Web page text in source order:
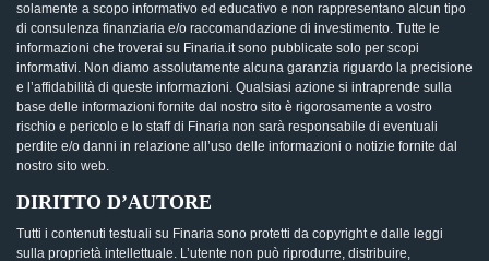
solamente a scopo informativo ed educativo e non rappresentano alcun tipo
di consulenza finanziaria e/o raccomandazione di investimento. Tutte le
informazioni che troverai su Finaria.it sono pubblicate solo per scopi
informativi. Non diamo assolutamente alcuna garanzia riguardo la precisione
e l’affidabilità di queste informazioni. Qualsiasi azione si intraprende sulla
base delle informazioni fornite dal nostro sito è rigorosamente a vostro
rischio e pericolo e lo staff di Finaria non sarà responsabile di eventuali
perdite e/o danni in relazione all’uso delle informazioni o notizie fornite dal
nostro sito web.
DIRITTO D’AUTORE
Tutti i contenuti testuali su Finaria sono protetti da copyright e dalle leggi
sulla proprietà intellettuale. L’utente non può riprodurre, distribuire,